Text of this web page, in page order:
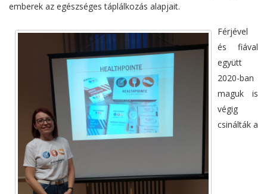
emberek az egészséges táplálkozás alapjait.
Férjével
és fiával
együtt
2020-ban
maguk is
végig
csinálták a